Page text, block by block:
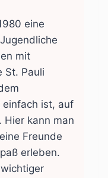
eine
mit
St. Pauli
ist, auf
Hier kann man
Freunde
erleben.